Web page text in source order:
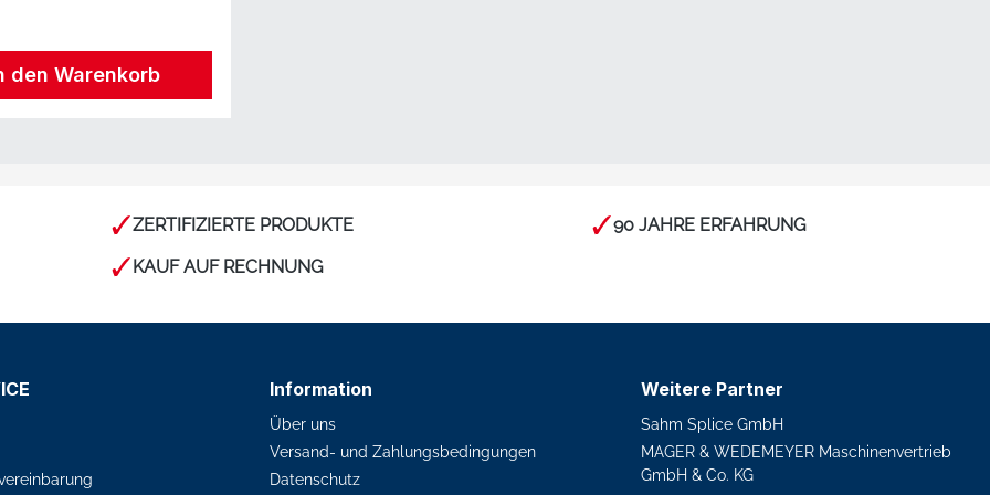
den Warenkorb
ZERTIFIZIERTE PRODUKTE
90 JAHRE ERFAHRUNG
KAUF AUF RECHNUNG
Information
Über uns
Versand- und Zahlungsbedingungen
Datenschutz
Weitere Partner
Sahm Splice GmbH
MAGER & WEDEMEYER Maschinenvertrieb
GmbH & Co. KG